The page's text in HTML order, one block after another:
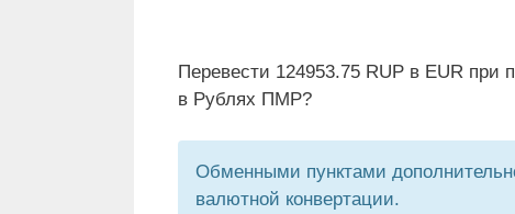
Перевести 124953.75 RUP в EUR при
в Рублях ПМР?
Обменными пунктами
валютной конвертации.